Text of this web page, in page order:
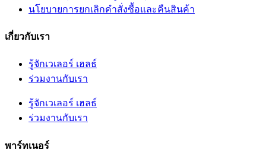
นโยบายการยกเลิกคำสั่งซื้อและคืนสินค้า
เกี่ยวกับเรา
รู้จักเวเลอร์ เฮลธ์
ร่วมงานกับเรา
รู้จักเวเลอร์ เฮลธ์
ร่วมงานกับเรา
พาร์ทเนอร์